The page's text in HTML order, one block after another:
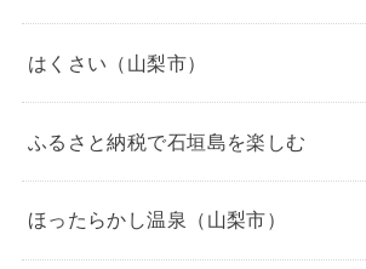
はくさい（山梨市）
ふるさと納税で石垣島を楽しむ
ほったらかし温泉（山梨市）